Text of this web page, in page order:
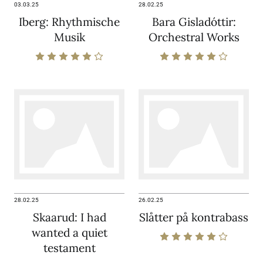
03.03.25
Iberg: Rhythmische
Musik
28.02.25
Bara Gisladóttir:
Orchestral Works
28.02.25
Skaarud: I had
wanted a quiet
testament
26.02.25
Slåtter på kontrabass